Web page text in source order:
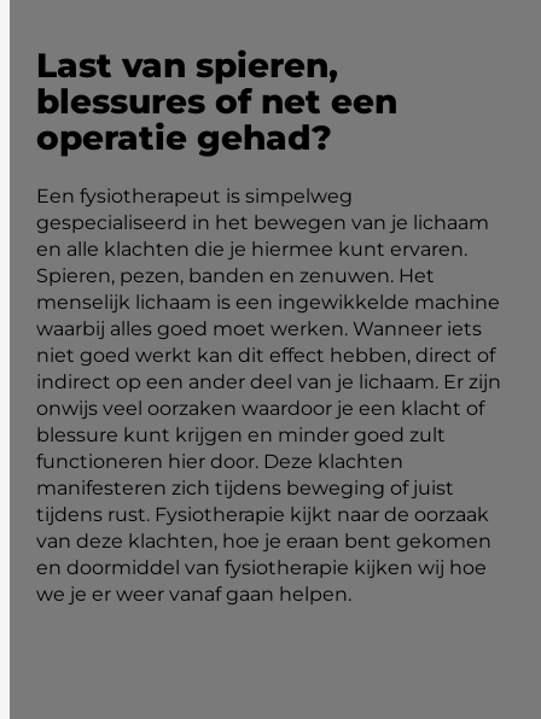
Last van spieren,
blessures of net een
operatie gehad?
Een fysiotherapeut is simpelweg
gespecialiseerd in het bewegen van je lichaam
en alle klachten die je hiermee kunt ervaren.
Spieren, pezen, banden en zenuwen. Het
menselijk lichaam is een ingewikkelde machine
waarbij alles goed moet werken. Wanneer iets
niet goed werkt kan dit effect hebben, direct of
indirect op een ander deel van je lichaam. Er zijn
onwijs veel oorzaken waardoor je een klacht of
blessure kunt krijgen en minder goed zult
functioneren hier door. Deze klachten
manifesteren zich tijdens beweging of juist
tijdens rust. Fysiotherapie kijkt naar de oorzaak
van deze klachten, hoe je eraan bent gekomen
en doormiddel van fysiotherapie kijken wij hoe
we je er weer vanaf gaan helpen.